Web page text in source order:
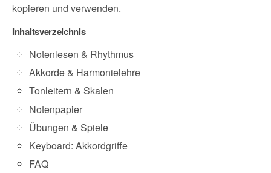
kopieren und verwenden.
Inhaltsverzeichnis
Notenlesen & Rhythmus
Akkorde & Harmonielehre
Tonleitern & Skalen
Notenpapier
Übungen & Spiele
Keyboard: Akkordgriffe
FAQ